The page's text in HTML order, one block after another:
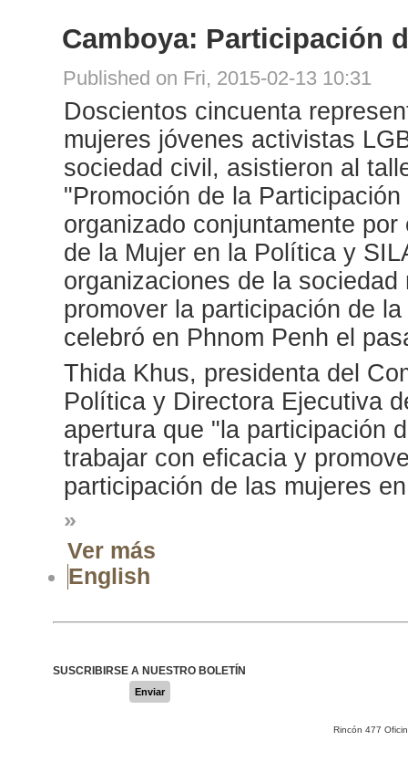
Camboya: Participación
Published on Fri, 2015-02-13 10:31
Doscientos cincuenta
mujeres jóvenes activistas
sociedad civil, asistieron al
"Promoción de la
organizado conjuntamente
de la Mujer en la Política y
organizaciones de la
promover la participación de
celebró en Phnom Penh el
Thida Khus, presidenta del
Política y Directora Ejecutiva
apertura que "la participación
trabajar con eficacia y
participación de las mujeres
»
Ver más
English
SUSCRIBIRSE A NUESTRO BOLETÍN
Enviar
Rincón 477